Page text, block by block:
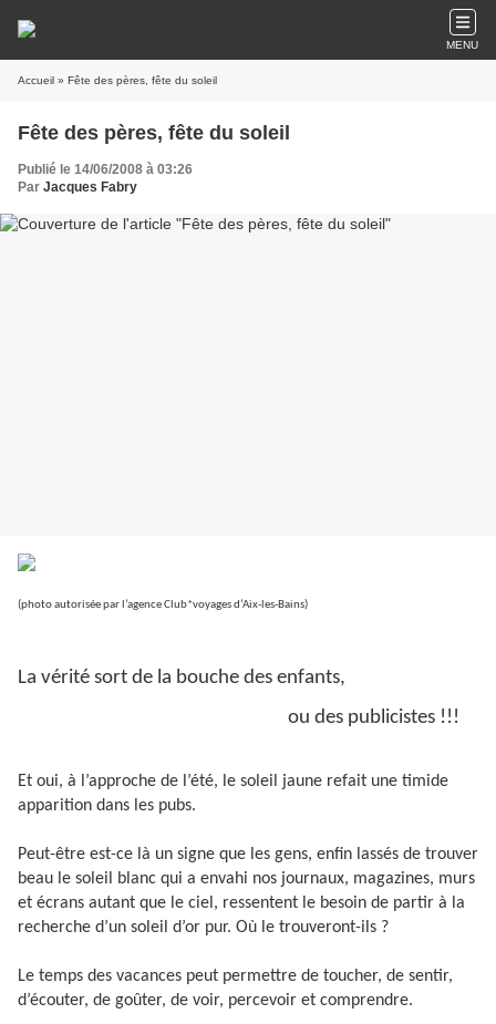
MENU
Accueil » Fête des pères, fête du soleil
Fête des pères, fête du soleil
Publié le 14/06/2008 à 03:26
Par Jacques Fabry
(photo autorisée par l’agence Club*voyages d’Aix-les-Bains)
La vérité sort de la bouche des enfants,
ou des publicistes !!!
Et oui, à l’approche de l’été, le soleil jaune refait une timide
apparition dans les pubs.
Peut-être est-ce là un signe que les gens, enfin lassés de trouver
beau le soleil blanc qui a envahi nos journaux, magazines, murs
et écrans autant que le ciel, ressentent le besoin de partir à la
recherche d’un soleil d’or pur. Où le trouveront-ils ?
Le temps des vacances peut permettre de toucher, de sentir,
d’écouter, de goûter, de voir, percevoir et comprendre.